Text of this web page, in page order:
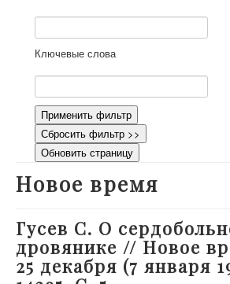
Как работать с сайтом
Контакты
Ключевые слова
Применить фильтр
Сбросить фильтр >>
Обновить страницу
Новое время
Гусев С. О
дровянике // Новое
25 декабря (7 января